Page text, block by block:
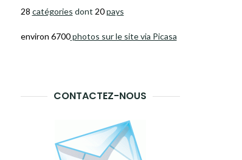
28 catégories dont 20pays
environ 6700photos sur le site via Picasa
CONTACTEZ-NOUS